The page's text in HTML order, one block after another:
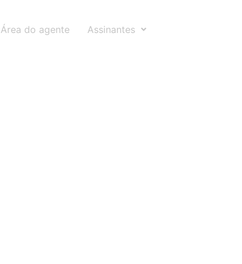
Área do agente Assinantes